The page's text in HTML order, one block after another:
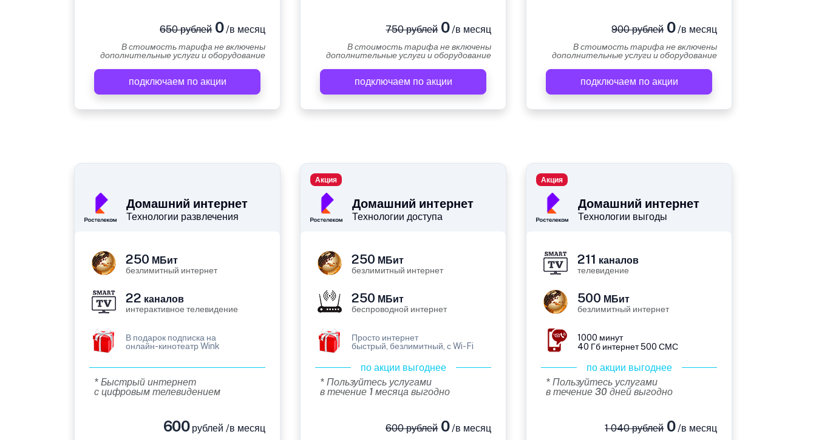
650 рублей0/в месяц
В стоимость тарифа не включены
дополнительные услуги и оборудование
подключаем по акции
750 рублей0/в месяц
В стоимость тарифа не включены
дополнительные услуги и оборудование
подключаем по акции
900 рублей0/в месяц
В стоимость тарифа не включены
дополнительные услуги и оборудование
подключаем по акции
Домашний интернет
Технологии развлечения
250 МБит
безлимитный интернет
22 каналов
интерактивное телевидение
В подарок подписка на
онлайн-кинотеатр Wink
* Быстрый интернет
с цифровым телевидением
600рублей /в месяц
Домашний интернет
Технологии доступа
Акция
250 МБит
безлимитный интернет
250 МБит
беспроводной интернет
Просто интернет
быстрый, безлимитный, с Wi-Fi
по акции выгоднее
* Пользуйтесь услугами
в течение 1 месяца выгодно
600 рублей0/в месяц
Домашний интернет
Технологии выгоды
Акция
211 каналов
телевидение
500 МБит
безлимитный интернет
1000 минут
40 Гб интернет 500 СМС
по акции выгоднее
* Пользуйтесь услугами
в течение 30 дней выгодно
1 040 рублей0/в месяц